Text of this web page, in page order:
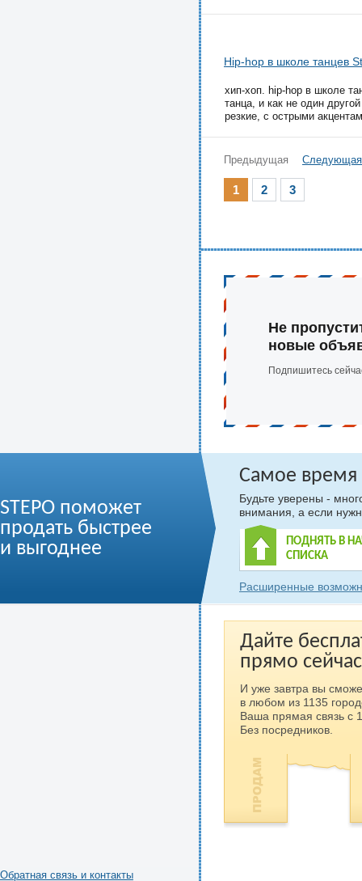
Hip-hop в школе танцев
хип-хоп. hip-hop в школе
танца, и как не один
резкие, с острыми
Предыдущая Следующая
1 2 3
Не
новые
Подпишитесь
STEPO поможет
продать быстрее
и выгоднее
Самое время
Будьте уверены -
внимания, а если
ПОДНЯТЬ В
СПИСКА
Расширенные
Дайте
прямо
И уже завтра вы
в любом из 1135
Ваша прямая связь с
Без посредников.
Обратная связь и контакты